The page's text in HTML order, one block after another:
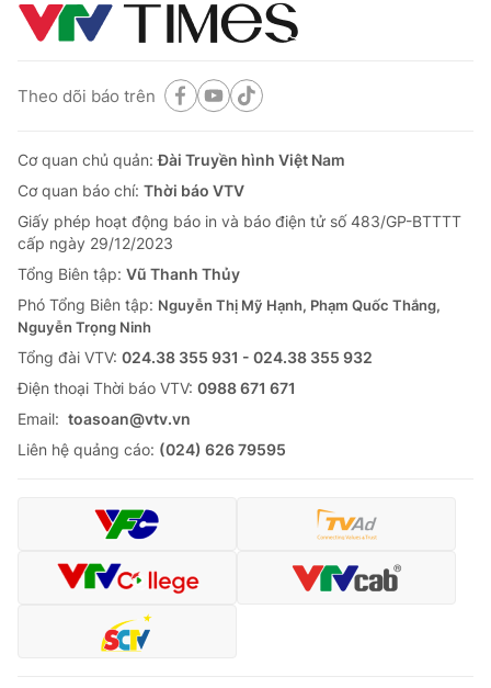
Theo dõi báo trên
Cơ quan chủ quản:Đài Truyền hình Việt Nam
Cơ quan báo chí: Thời báo VTV
Giấy phép hoạt động báo in và báo điện tử số 483/GP-BTTTT
cấp ngày 29/12/2023
Tổng Biên tập: Vũ Thanh Thủy
Phó Tổng Biên tập: Nguyễn Thị Mỹ Hạnh, Phạm Quốc Thắng,
Nguyễn Trọng Ninh
Tổng đài VTV: 024.38 355 931 - 024.38 355 932
Ðiện thoại Thời báo VTV: 0988 671 671
Email: toasoan@vtv.vn
Liên hệ quảng cáo: (024) 626 79595